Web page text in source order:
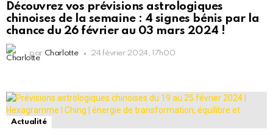
Découvrez vos prévisions astrologiques
chinoises de la semaine : 4 signes bénis par la
chance du 26 février au 03 mars 2024 !
par Charlotte 24 février 2024, 17h00
Actualité